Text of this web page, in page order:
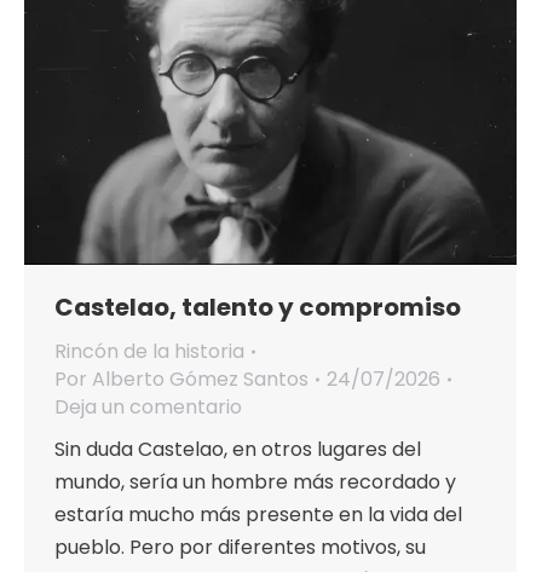
Castelao, talento y compromiso
Rincón de la historia
Por Alberto Gómez Santos
24/07/2026
Deja un comentario
Sin duda Castelao, en otros lugares del
mundo, sería un hombre más recordado y
estaría mucho más presente en la vida del
pueblo. Pero por diferentes motivos, su